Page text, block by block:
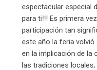
espectacular especial
para ti!!! Es primera
participación tan
este año la feria
en la implicación de la
las tradiciones